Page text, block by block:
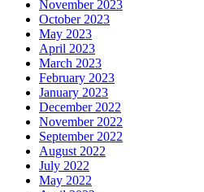
November 2023
October 2023
May 2023
April 2023
March 2023
February 2023
January 2023
December 2022
November 2022
September 2022
August 2022
July 2022
May 2022